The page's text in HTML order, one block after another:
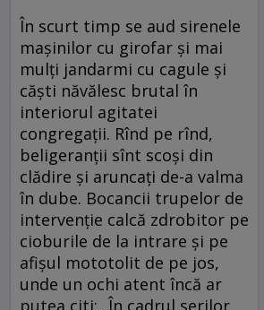
În scurt timp se aud sirenele
mașinilor cu girofar și mai
mulți jandarmi cu cagule și
căști năvălesc brutal în
interiorul agitatei
congregații. Rînd pe rînd,
beligeranții sînt scoși din
clădire și aruncați de-a valma
în dube. Bocancii trupelor de
intervenție calcă zdrobitor pe
cioburile de la intrare și pe
afișul mototolit de pe jos,
unde un ochi atent încă ar
putea citi: „În cadrul serilor